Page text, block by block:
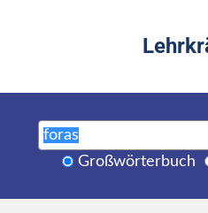
Großwörterbuch